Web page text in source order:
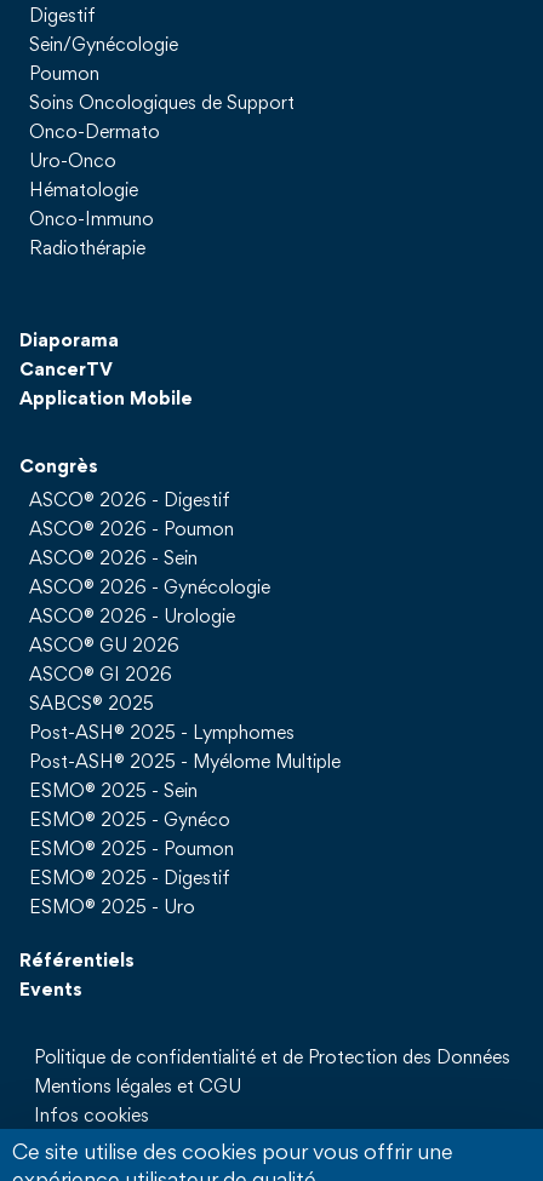
Digestif
Sein/Gynécologie
Poumon
Soins Oncologiques de Support
Onco-Dermato
Uro-Onco
Hématologie
Onco-Immuno
Radiothérapie
Diaporama
CancerTV
Application Mobile
Congrès
ASCO® 2026 - Digestif
ASCO® 2026 - Poumon
ASCO® 2026 - Sein
ASCO® 2026 - Gynécologie
ASCO® 2026 - Urologie
ASCO® GU 2026
ASCO® GI 2026
SABCS® 2025
Post-ASH® 2025 - Lymphomes
Post-ASH® 2025 - Myélome Multiple
ESMO® 2025 - Sein
ESMO® 2025 - Gynéco
ESMO® 2025 - Poumon
ESMO® 2025 - Digestif
ESMO® 2025 - Uro
Référentiels
Events
Politique de confidentialité et de Protection des Données
Mentions légales et CGU
Infos cookies
Qui sommes nous
Partenaires
Ce site utilise des cookies pour vous offrir une